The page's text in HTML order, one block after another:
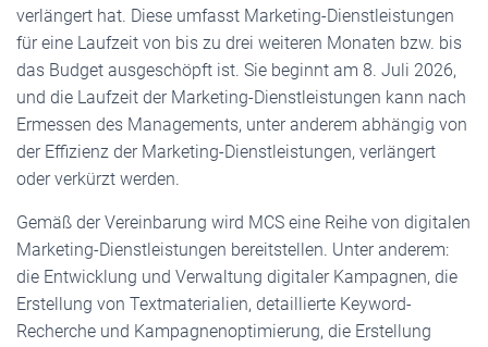
verlängert hat. Diese umfasst Marketing-Dienstleistungen
für eine Laufzeit von bis zu drei weiteren Monaten bzw. bis
das Budget ausgeschöpft ist. Sie beginnt am 8. Juli 2026,
und die Laufzeit der Marketing-Dienstleistungen kann nach
Ermessen des Managements, unter anderem abhängig von
der Effizienz der Marketing-Dienstleistungen, verlängert
oder verkürzt werden.
Gemäß der Vereinbarung wird MCS eine Reihe von digitalen
Marketing-Dienstleistungen bereitstellen. Unter anderem:
die Entwicklung und Verwaltung digitaler Kampagnen, die
Erstellung von Textmaterialien, detaillierte Keyword-
Recherche und Kampagnenoptimierung, die Erstellung